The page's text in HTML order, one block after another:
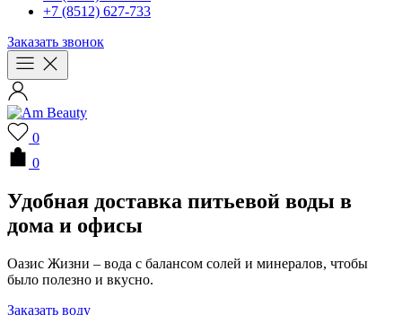
+7 (8512) 627-733
Заказать звонок
0
0
Удобная доставка питьевой воды в
дома и офисы
Оазис Жизни – вода с балансом солей и минералов, чтобы
было полезно и вкусно.
Заказать воду